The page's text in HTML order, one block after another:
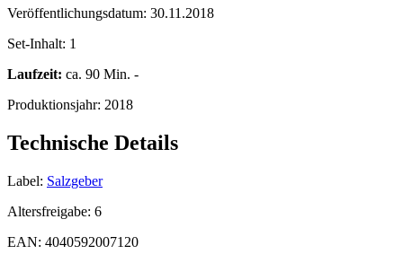
Veröffentlichungsdatum: 30.11.2018
Set-Inhalt: 1
Laufzeit: ca. 90 Min. -
Produktionsjahr: 2018
Technische Details
Label: Salzgeber
Altersfreigabe: 6
EAN: 4040592007120